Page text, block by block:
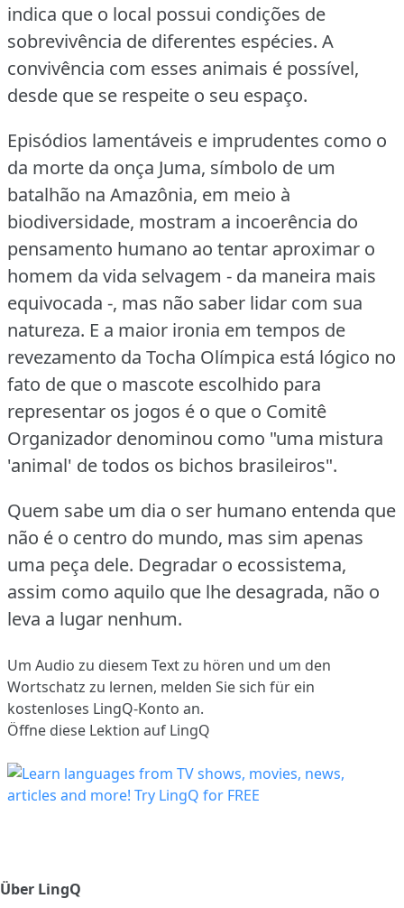
indica que o local possui condições de
sobrevivência de diferentes espécies. A
convivência com esses animais é possível,
desde que se respeite o seu espaço.
Episódios lamentáveis e imprudentes como o
da morte da onça Juma, símbolo de um
batalhão na Amazônia, em meio à
biodiversidade, mostram a incoerência do
pensamento humano ao tentar aproximar o
homem da vida selvagem - da maneira mais
equivocada -, mas não saber lidar com sua
natureza. E a maior ironia em tempos de
revezamento da Tocha Olímpica está lógico no
fato de que o mascote escolhido para
representar os jogos é o que o Comitê
Organizador denominou como "uma mistura
'animal' de todos os bichos brasileiros".
Quem sabe um dia o ser humano entenda que
não é o centro do mundo, mas sim apenas
uma peça dele. Degradar o ecossistema,
assim como aquilo que lhe desagrada, não o
leva a lugar nenhum.
Um Audio zu diesem Text zu hören und um den
Wortschatz zu lernen, melden Sie sich für ein
kostenloses LingQ-Konto an.
Öffne diese Lektion auf LingQ
Über LingQ